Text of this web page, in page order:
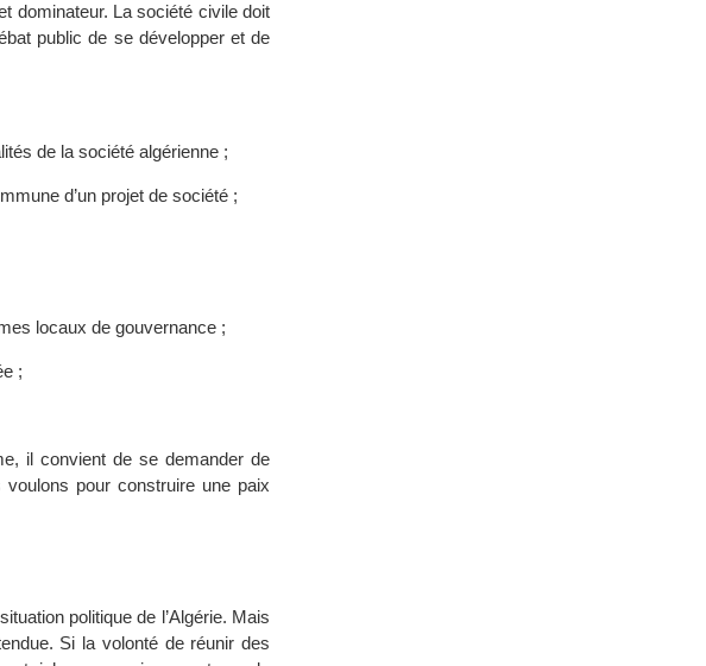
dominateur. La société civile doit
public de se développer et de
de la société algérienne ;
d’un projet de société ;
locaux de gouvernance ;
;
il convient de se demander de
pour construire une paix
politique de l’Algérie. Mais
Si la volonté de réunir des